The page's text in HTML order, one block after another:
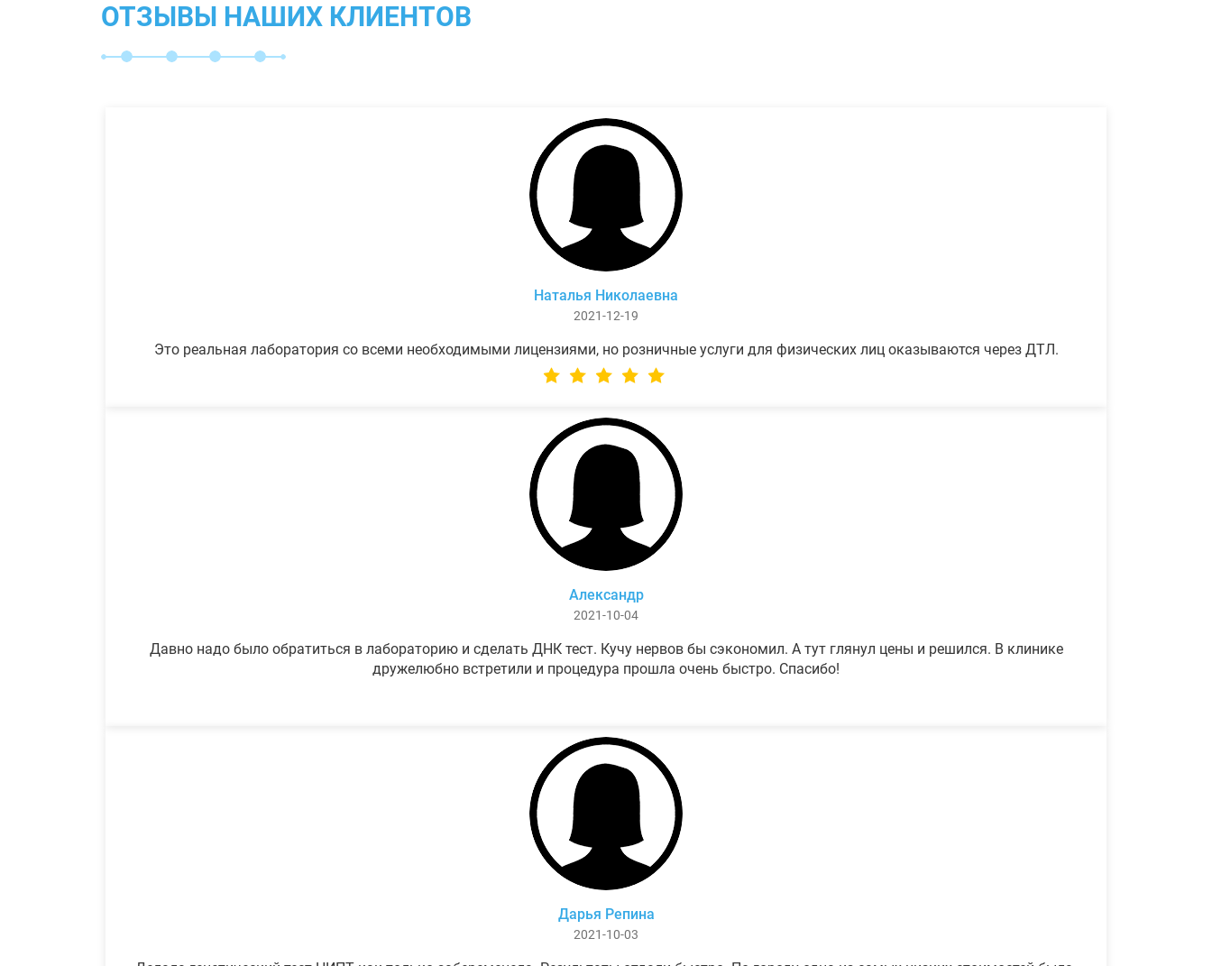
ОТЗЫВЫ НАШИХ КЛИЕНТОВ
Наталья Николаевна
2021-12-19
Это реальная лаборатория со всеми необходимыми лицензиями, но розничные услуги для физических лиц оказываются через ДТЛ.
Александр
2021-10-04
Давно надо было обратиться в лабораторию и сделать ДНК тест. Кучу нервов бы сэкономил. А тут глянул цены и решился. В клинике
дружелюбно встретили и процедура прошла очень быстро. Спасибо!
Дарья Репина
2021-10-03